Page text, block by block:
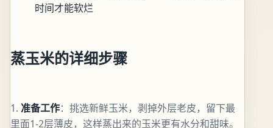
时间才能软烂
蒸玉米的详细步骤
1. 准备工作：挑选新鲜玉米，剥掉外层老皮，留下最
里面1-2层薄皮，这样蒸出来的玉米更有水分和甜味。